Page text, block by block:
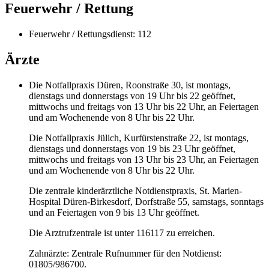
Feuerwehr / Rettung
Feuerwehr / Rettungsdienst: 112
Ärzte
Die Notfallpraxis Düren, Roonstraße 30, ist montags,
dienstags und donnerstags von 19 Uhr bis 22 geöffnet,
mittwochs und freitags von 13 Uhr bis 22 Uhr, an Feiertagen
und am Wochenende von 8 Uhr bis 22 Uhr.
Die Notfallpraxis Jülich, Kurfürstenstraße 22, ist montags,
dienstags und donnerstags von 19 bis 23 Uhr geöffnet,
mittwochs und freitags von 13 Uhr bis 23 Uhr, an Feiertagen
und am Wochenende von 8 Uhr bis 22 Uhr.
Die zentrale kinderärztliche Notdienstpraxis, St. Marien-
Hospital Düren-Birkesdorf, Dorfstraße 55, samstags, sonntags
und an Feiertagen von 9 bis 13 Uhr geöffnet.
Die Arztrufzentrale ist unter 116117 zu erreichen.
Zahnärzte: Zentrale Rufnummer für den Notdienst:
01805/986700.